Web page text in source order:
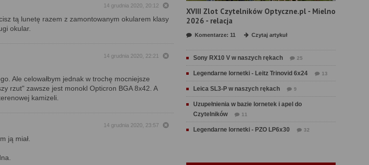
14 grudnia 2020, 20:12
tą lunetę razem z zamontowanym okularem klasy
okular.
14 grudnia 2020, 22:21
Ale celowałbym jednak w trochę mocniejsze
rzut" zawsze jest monokl Opticron BGA 8x42. A
kamizeli.
14 grudnia 2020, 23:57
ją miał.
XVIII Zlot Czytelników Optyczne.pl - Mielno
2026 - relacja
Komentarze: 11 Czytaj artykuł
Sony RX10 V w naszych rękach 25
Legendarne lornetki - Leitz Trinovid 6x24 13
Leica SL3-P w naszych rękach 9
Uzupełnienia w bazie lornetek i apel do
Czytelników
11
Legendarne lornetki - PZO LP6x30 32